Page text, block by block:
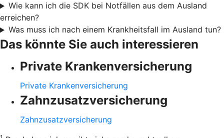
Wie kann ich die SDK bei Notfällen aus dem Ausland
erreichen?
Was muss ich nach einem Krankheitsfall im Ausland tun?
Das könnte Sie auch interessieren
Private Krankenversicherung
Private Krankenversicherung
Zahnzusatzversicherung
Zahnzusatzversicherung